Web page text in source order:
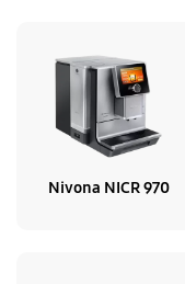
Nivona NICR 970